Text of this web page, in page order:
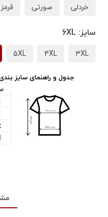
خردلی
صورتی
سایز: 6XL
3XL
4XL
5XL
جدول و راهنمای سایز